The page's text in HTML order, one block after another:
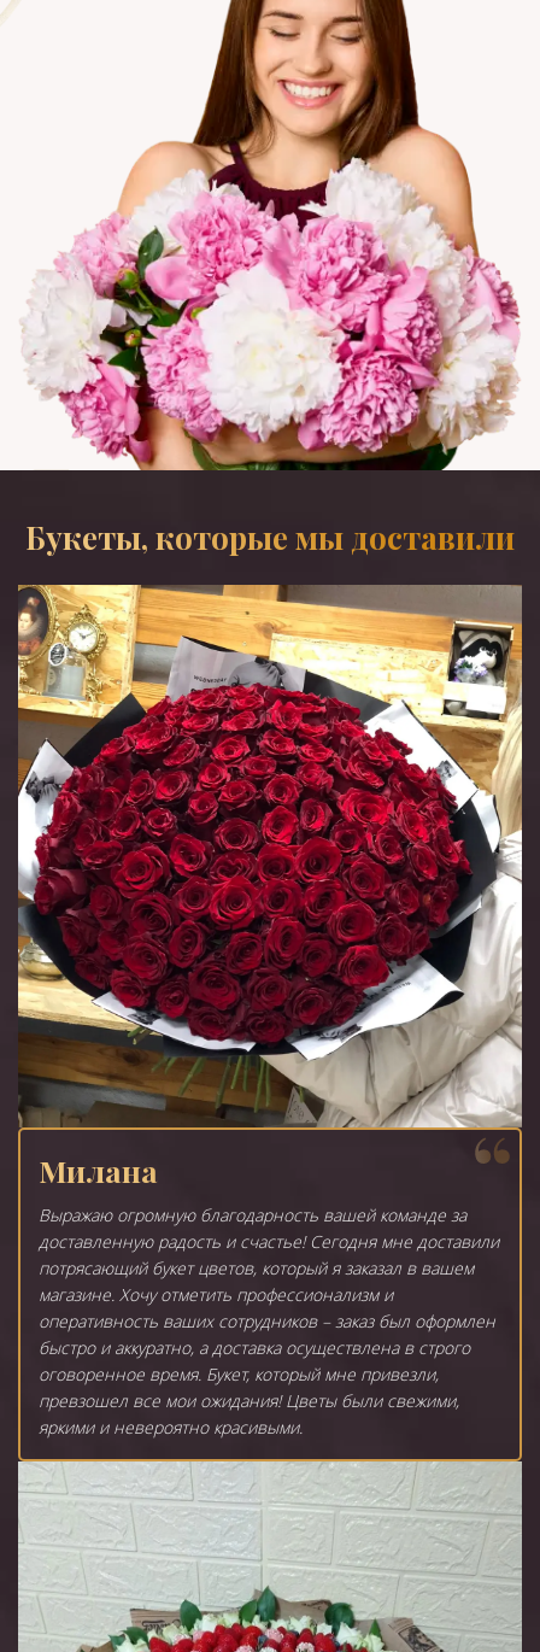
Букеты, которые мы доставили
Милана
Выражаю огромную благодарность вашей команде за
доставленную радость и счастье! Сегодня мне доставили
потрясающий букет цветов, который я заказал в вашем
магазине. Хочу отметить профессионализм и
оперативность ваших сотрудников – заказ был оформлен
быстро и аккуратно, а доставка осуществлена в строго
оговоренное время. Букет, который мне привезли,
превзошел все мои ожидания! Цветы были свежими,
яркими и невероятно красивыми.